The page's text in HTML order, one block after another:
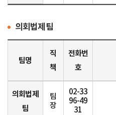
의회법제팀
팀명
직
책
전화번
호
의회법제
팀
팀
장
02-33
96-49
31